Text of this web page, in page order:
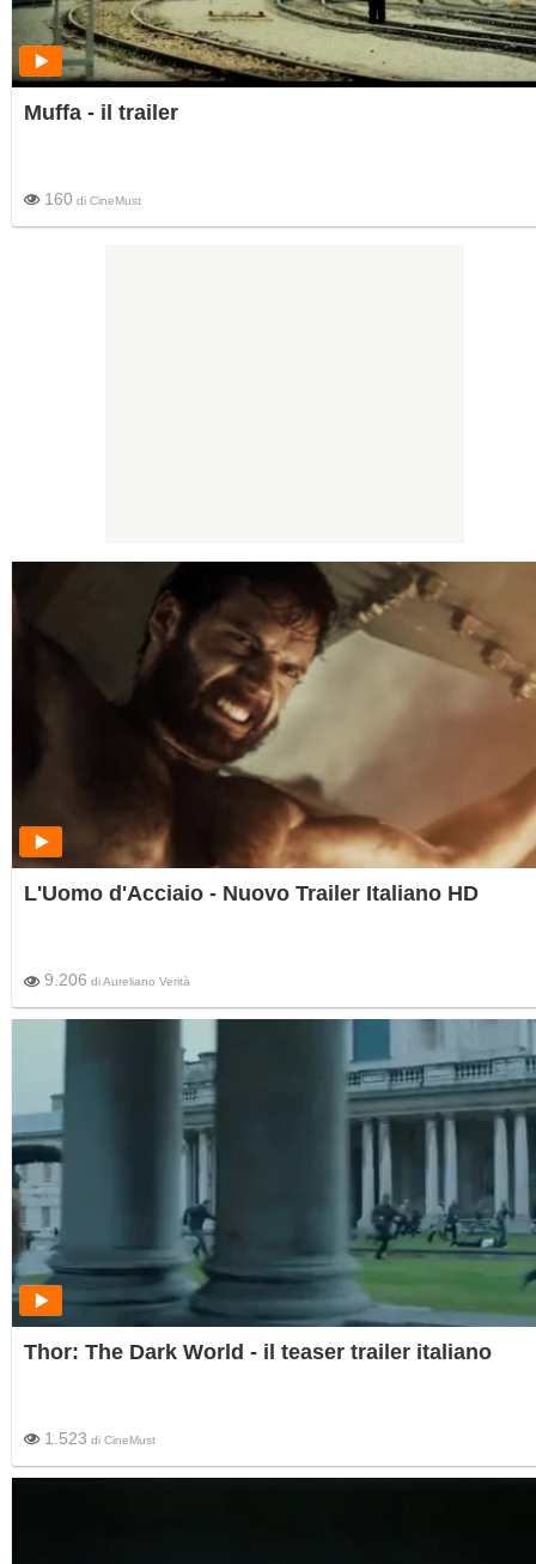
Muffa - il trailer
160 di CineMust
L'Uomo d'Acciaio - Nuovo Trailer Italiano HD
9.206 diAureliano Verità
Thor: The Dark World - il teaser trailer italiano
1.523 di CineMust